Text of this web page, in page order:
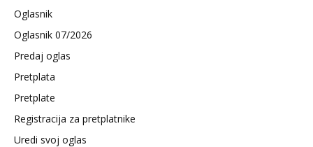
Oglasnik
Oglasnik 07/2026
Predaj oglas
Pretplata
Pretplate
Registracija za pretplatnike
Uredi svoj oglas